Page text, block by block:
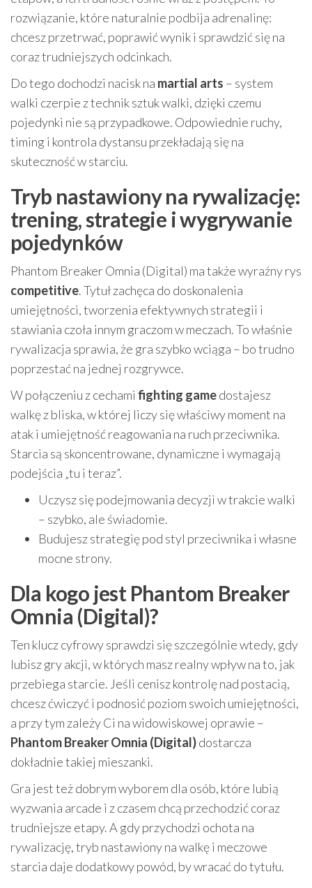
rozwiązanie, które naturalnie podbija adrenalinę:
chcesz przetrwać, poprawić wynik i sprawdzić się na
coraz trudniejszych odcinkach.
Do tego dochodzi nacisk na martial arts – system
walki czerpie z technik sztuk walki, dzięki czemu
pojedynki nie są przypadkowe. Odpowiednie ruchy,
timing i kontrola dystansu przekładają się na
skuteczność w starciu.
Tryb nastawiony na rywalizację:
trening, strategie i wygrywanie
pojedynków
Phantom Breaker Omnia (Digital) ma także wyraźny rys
competitive. Tytuł zachęca do doskonalenia
umiejętności, tworzenia efektywnych strategii i
stawiania czoła innym graczom w meczach. To właśnie
rywalizacja sprawia, że gra szybko wciąga – bo trudno
poprzestać na jednej rozgrywce.
W połączeniu z cechami fighting gamedostajesz
walkę z bliska, w której liczy się właściwy moment na
atak i umiejętność reagowania na ruch przeciwnika.
Starcia są skoncentrowane, dynamiczne i wymagają
podejścia „tu i teraz”.
Uczysz się podejmowania decyzji w trakcie walki
– szybko, ale świadomie.
Budujesz strategię pod styl przeciwnika i własne
mocne strony.
Dla kogo jest Phantom Breaker
Omnia (Digital)?
Ten klucz cyfrowy sprawdzi się szczególnie wtedy, gdy
lubisz gry akcji, w których masz realny wpływ na to, jak
przebiega starcie. Jeśli cenisz kontrolę nad postacią,
chcesz ćwiczyć i podnosić poziom swoich umiejętności,
a przy tym zależy Ci na widowiskowej oprawie –
Phantom Breaker Omnia (Digital)dostarcza
dokładnie takiej mieszanki.
Gra jest też dobrym wyborem dla osób, które lubią
wyzwania arcade i z czasem chcą przechodzić coraz
trudniejsze etapy. A gdy przychodzi ochota na
rywalizację, tryb nastawiony na walkę i meczowe
starcia daje dodatkowy powód, by wracać do tytułu.